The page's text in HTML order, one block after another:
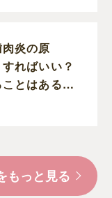
炎の原
ればいい？
とはある？
先生に伺い
もっと見る